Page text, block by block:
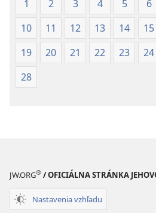
1 2 3 4 5 6
10
11 12 13 14 15
19
20 21 22 23 24
28
JW.ORG® / OFICIÁLNA STRÁNKA
Nastavenia vzhľadu